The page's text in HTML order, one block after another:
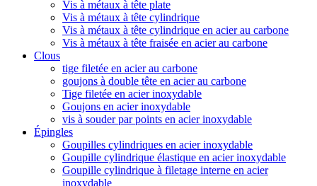
Vis à métaux à tête plate
Vis à métaux à tête cylindrique
Vis à métaux à tête cylindrique en acier au carbone
Vis à métaux à tête fraisée en acier au carbone
Clous
tige filetée en acier au carbone
goujons à double tête en acier au carbone
Tige filetée en acier inoxydable
Goujons en acier inoxydable
vis à souder par points en acier inoxydable
Épingles
Goupilles cylindriques en acier inoxydable
Goupille cylindrique élastique en acier inoxydable
Goupille cylindrique à filetage interne en acier
inoxydable